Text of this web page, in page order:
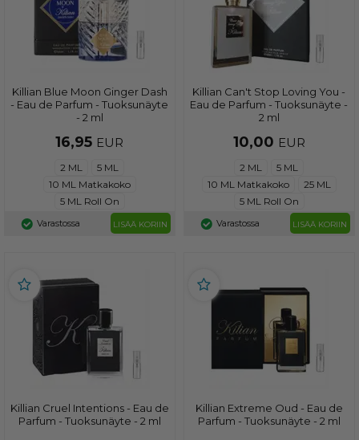
Killian Blue Moon Ginger Dash
- Eau de Parfum - Tuoksunäyte
- 2 ml
16,95 EUR
2 ML
5 ML
10 ML Matkakoko
5 ML Roll On
Varastossa LISÄÄ KORIIN
Killian Can't Stop Loving You -
Eau de Parfum - Tuoksunäyte -
2 ml
10,00 EUR
2 ML
5 ML
10 ML Matkakoko
25 ML
5 ML Roll On
Varastossa LISÄÄ KORIIN
Killian Cruel Intentions - Eau de
Parfum - Tuoksunäyte - 2 ml
Killian Extreme Oud - Eau de
Parfum - Tuoksunäyte - 2 ml